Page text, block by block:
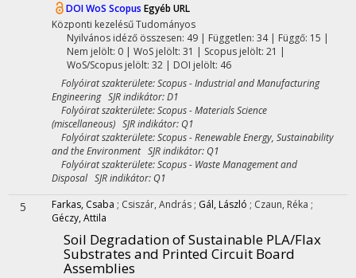
DOIWoS Scopus Egyéb URL
Központi kezelésűTudományos
Nyilvános idéző összesen: 49| Független: 34 | Függő: 15 |
Nem jelölt: 0 | WoS jelölt: 31 | Scopus jelölt: 21 |
WoS/Scopus jelölt: 32 | DOI jelölt: 46
Folyóirat szakterülete: Scopus - Industrial and Manufacturing
Engineering SJR indikátor: D1
Folyóirat szakterülete: Scopus - Materials Science
(miscellaneous) SJR indikátor: Q1
Folyóirat szakterülete: Scopus - Renewable Energy, Sustainability
and the Environment SJR indikátor: Q1
Folyóirat szakterülete: Scopus - Waste Management and
Disposal SJR indikátor: Q1
5 Farkas, Csaba ; Csiszár, András ; Gál, László ; Czaun, Réka ;
Géczy, Attila
Soil Degradation of Sustainable PLA/Flax
Substrates and Printed Circuit Board
Assemblies